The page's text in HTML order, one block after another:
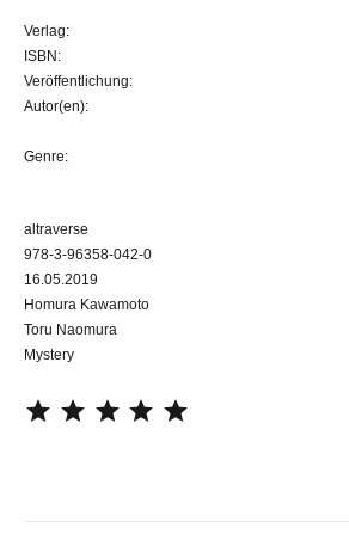
Verlag:
ISBN:
Veröffentlichung:
Autor(en):
Genre:
altraverse
978-3-96358-042-0
16.05.2019
Homura Kawamoto
Toru Naomura
Mystery